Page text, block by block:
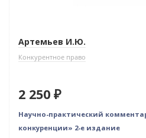
Артемьев И.Ю.
Конкурентное право
2 250 ₽
Научно-практический
конкуренции» 2-е издание